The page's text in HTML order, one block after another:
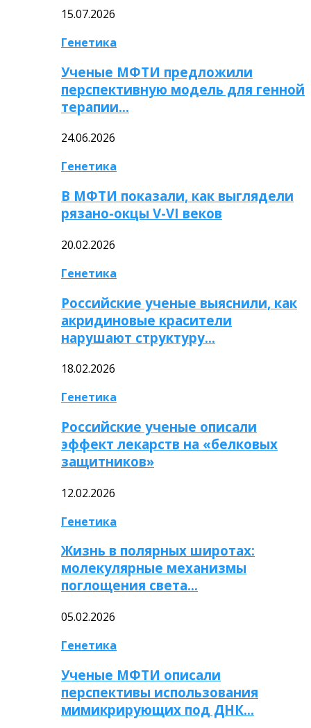
15.07.2026
Генетика
Ученые МФТИ предложили
перспективную модель для генной
терапии…
24.06.2026
Генетика
В МФТИ показали, как выглядели
рязано-окцы V-VI веков
20.02.2026
Генетика
Российские ученые выяснили, как
акридиновые красители
нарушают структуру…
18.02.2026
Генетика
Российские ученые описали
эффект лекарств на «белковых
защитников»
12.02.2026
Генетика
Жизнь в полярных широтах:
молекулярные механизмы
поглощения света…
05.02.2026
Генетика
Ученые МФТИ описали
перспективы использования
мимикрирующих под ДНК…